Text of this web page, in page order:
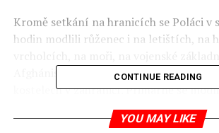
Kromě setkání na hranicích se Poláci v
hodin modlili růženec i na letištích, na
Afghánistánu, za polárním kruhem i v
kostelech v zahraničí. Primárně se
bezpečnost a ukončení teroristických
námětem modliteb bylo i zachování
CONTINUE READING
YOU MAY LIKE